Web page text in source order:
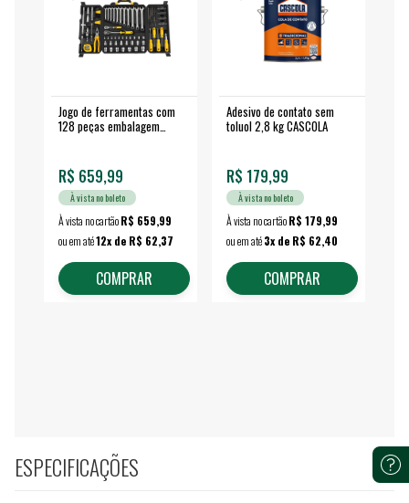
Jogo de ferramentas com
128 peças embalagem
R$ 659,99
À vista no boleto
À vista no cartãoR$ 659,99
ou em até12x de R$ 62,37
COMPRAR
Adesivo de contato sem
toluol 2,8 kg CASCOLA
R$ 179,99
À vista no boleto
À vista no cartãoR$ 179,99
ou em até3x de R$ 62,40
COMPRAR
ESPECIFICAÇÕES